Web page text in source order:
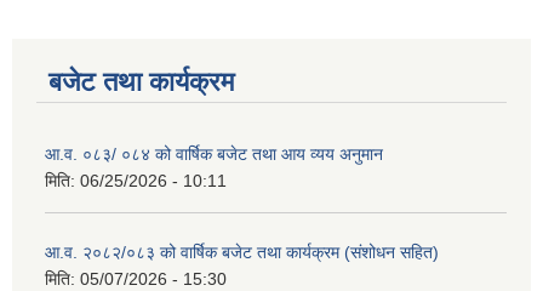
बजेट तथा कार्यक्रम
आ.व. ०८३/ ०८४ को वार्षिक बजेट तथा आय व्यय अनुमान
मिति: 06/25/2026 - 10:11
आ.व. २०८२/०८३ को वार्षिक बजेट तथा कार्यक्रम (संशोधन सहित)
मिति: 05/07/2026 - 15:30